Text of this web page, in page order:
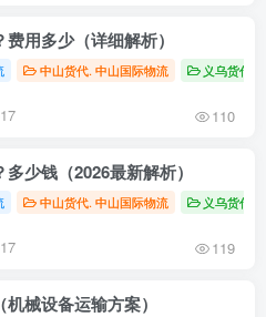
用多少（详细解析）
中山货代. 中山国际物流 义乌货代
110
少钱（2026最新解析）
中山货代. 中山国际物流 义乌货代
119
械设备运输方案）